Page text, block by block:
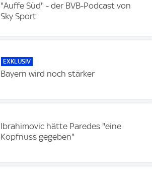
"Auffe Süd" - der BVB-Podcast von
Sky Sport
EXKLUSIV
Bayern wird noch stärker
Ibrahimovic hätte Paredes "eine
Kopfnuss gegeben"